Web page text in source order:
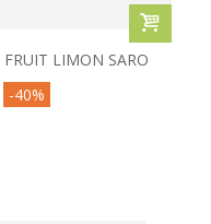
LIMON SARO
-40%